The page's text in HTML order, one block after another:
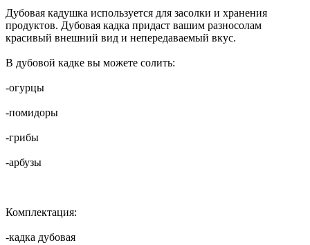
Дубовая кадушка используется для засолки и хранения
продуктов. Дубовая кадка придаст вашим разносолам
красивый внешний вид и непередаваемый вкус.
В дубовой кадке вы можете солить:
-огурцы
-помидоры
-грибы
-арбузы
Комплектация:
-кадка дубовая